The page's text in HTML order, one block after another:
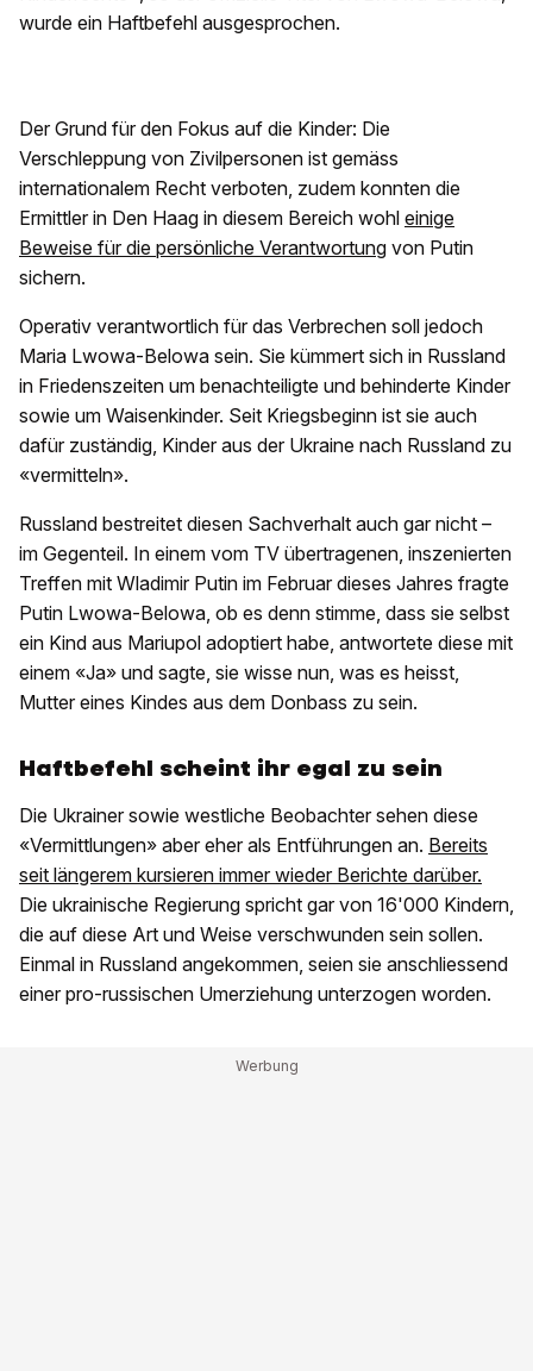
wurde ein Haftbefehl ausgesprochen.
Der Grund für den Fokus auf die Kinder: Die
Verschleppung von Zivilpersonen ist gemäss
internationalem Recht verboten, zudem konnten die
Ermittler in Den Haag in diesem Bereich wohl einige
Beweise für die persönliche Verantwortung von Putin
sichern.
Operativ verantwortlich für das Verbrechen soll jedoch
Maria Lwowa-Belowa sein. Sie kümmert sich in Russland
in Friedenszeiten um benachteiligte und behinderte Kinder
sowie um Waisenkinder. Seit Kriegsbeginn ist sie auch
dafür zuständig, Kinder aus der Ukraine nach Russland zu
«vermitteln».
Russland bestreitet diesen Sachverhalt auch gar nicht –
im Gegenteil. In einem vom TV übertragenen, inszenierten
Treffen mit Wladimir Putin im Februar dieses Jahres fragte
Putin Lwowa-Belowa, ob es denn stimme, dass sie selbst
ein Kind aus Mariupol adoptiert habe, antwortete diese mit
einem «Ja» und sagte, sie wisse nun, was es heisst,
Mutter eines Kindes aus dem Donbass zu sein.
Haftbefehl scheint ihr egal zu sein
Die Ukrainer sowie westliche Beobachter sehen diese
«Vermittlungen» aber eher als Entführungen an. Bereits
seit längerem kursieren immer wieder Berichte darüber.
Die ukrainische Regierung spricht gar von 16'000 Kindern,
die auf diese Art und Weise verschwunden sein sollen.
Einmal in Russland angekommen, seien sie anschliessend
einer pro-russischen Umerziehung unterzogen worden.